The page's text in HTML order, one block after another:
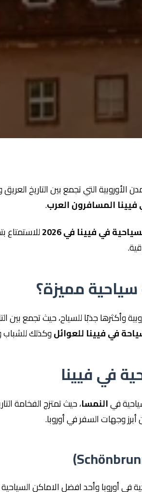
الأوروبية التي تجمع بين التاريخ
المسافرون العرب.
في فيينا في 2026
للاستمتاع
سياحية مميزة؟
وأكثرها جذبًا للسياح، حيث تجمع بين
في فيينا للعوائلوكذلك
في فيينا
فيالنمسا، حيث تمتزج الفخامة
وجهات السفر في أوروبا.
أوروبا وأحد افضل الاماكن السياحية